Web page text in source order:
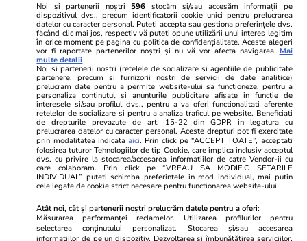
Ringier România
Libertatea pentru
Unica.ro
Program TV
Avantaje
ELLE
Gazeta Sporturilor
Stiri mondene
Calculator sarcina
Ajută Copiii
Locuri de muncă
Imobiliare.ro
Jobradar24
Imoradar24
Colecții Libertatea
Pariază responsabil! Decizia ONJN nr. 821/25.09.2025.
Jocurile de noroc sunt interzise minorilor.
Noi și partenerii noștri 596 stocăm și/sau accesăm informații pe
dispozitivul dvs., precum identificatorii cookie unici pentru prelucrarea
datelor cu caracter personal. Puteți accepta sau gestiona preferințele dvs.
făcând clic mai jos, respectiv vă puteți opune utilizării unui interes legitim
în orice moment pe pagina cu politica de confidențialitate. Aceste alegeri
vor fi raportate partenerilor noștri și nu vă vor afecta navigarea. Mai
multe detalii
Noi si partenerii nostri (retelele de socializare si agentiile de publicitate
partenere, precum si furnizorii nostri de servicii de date analitice)
prelucram date pentru a permite website-ului sa functioneze, pentru a
personaliza continutul si anunturile publicitare afisate in functie de
interesele si/sau profilul dvs., pentru a va oferi functionalitati aferente
retelelor de socializare si pentru a analiza traficul pe website. Beneficiati
de drepturile prevazute de art. 15-22 din GDPR in legatura cu
prelucrarea datelor cu caracter personal. Aceste drepturi pot fi exercitate
prin modalitatea indicataaici. Prin click pe “ACCEPT TOATE”, acceptati
folosirea tuturor Tehnologiilor de tip Cookie, care implica inclusiv acceptul
dvs. cu privire la stocarea/accesarea informatiilor de catre Vendor-ii cu
care colaboram. Prin click pe “VREAU SA MODIFIC SETARILE
INDIVIDUAL” puteti schimba preferintele in mod individual, mai putin
cele legate de cookie strict necesare pentru functionarea website-ului.
Atât noi, cât și partenerii noștri prelucrăm datele pentru a oferi:
Măsurarea performanței reclamelor. Utilizarea profilurilor pentru
selectarea conținutului personalizat. Stocarea și/sau accesarea
informațiilor de pe un dispozitiv. Dezvoltarea și îmbunătățirea serviciilor.